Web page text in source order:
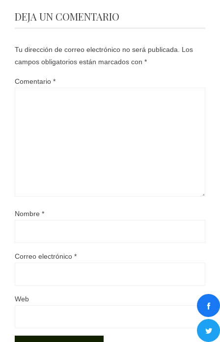
DEJA UN COMENTARIO
Tu dirección de correo electrónico no será publicada. Los
campos obligatorios están marcados con *
Comentario *
Nombre *
Correo electrónico *
Web